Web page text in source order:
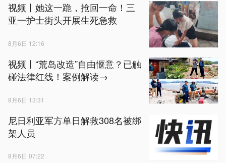
视频丨她这一跪，抢回一命！三
亚一护士街头开展生死急救
8月6日 12:16
视频丨“荒岛改造”自由惬意？已触
碰法律红线！案例解读→
8月6日 13:31
尼日利亚军方单日解救308名被绑
架人员
8月6日 07:22